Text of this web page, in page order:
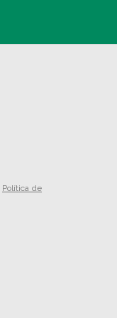
Política de